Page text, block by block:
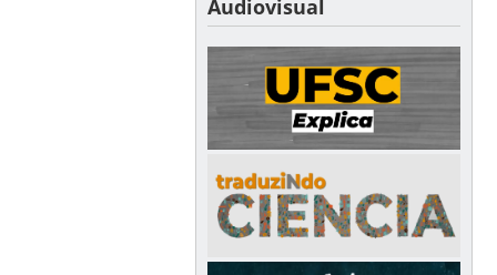
Audiovisual